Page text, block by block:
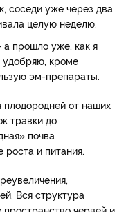
соседи уже через два
целую неделю.
а прошло уже, как я
удобряю, кроме
эм-препараты.
плодородней от наших
травки до
почва
и питания.
Вся структура
червей и